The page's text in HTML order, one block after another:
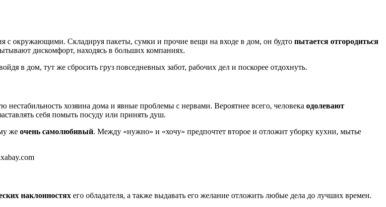
с окружающими. Складируя пакеты, сумки и прочие вещи на входе в дом, он будто пытается отгородиться
дискомфорт, находясь в больших компаниях.
в дом, тут же сбросить груз повседневных забот, рабочих дел и поскорее отдохнуть.
хозяина дома и явные проблемы с нервами. Вероятнее всего, человека одолевают
себя помыть посуду или принять душ.
же очень самолюбивый. Между «нужно» и «хочу» предпочтет второе и отложит уборку кухни, мытье
наклонностях его обладателя, а также выдавать его желание отложить любые дела до лучших времен.